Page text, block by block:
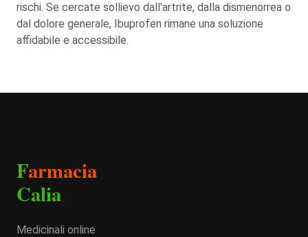
rischi. Se cercate sollievo dall'artrite, dalla dismenorrea o
dal dolore generale, Ibuprofen rimane una soluzione
affidabile e accessibile.
Farmacia
Calia
Medicinali online